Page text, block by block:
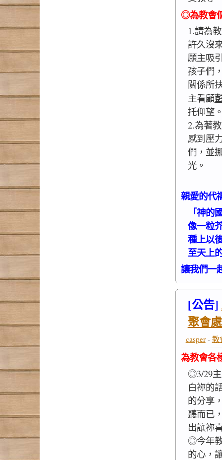
◎為教會
1.請為
許久沒
願主吸
孩子們
關係所
主看顧
托仰望
2.為著
感到壓
們，並
光。
親愛的代
「神
像一粒
種上以
至天上
讓我們一
[公告]
聚會
casper- 教
為教會各
◎3/29
白祢的
的分享
聽而已
出讓祢
◎今年
的心，